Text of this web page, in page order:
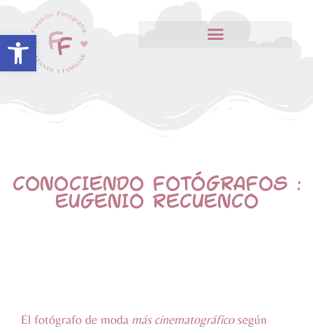
Abrir barra de herramientas
CONOCIENDO FOTÓGRAFOS :
EUGENIO RECUENCO
El fotógrafo de moda más cinematográficosegún